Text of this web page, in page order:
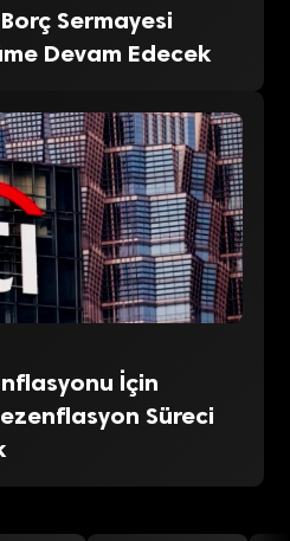
Sermayesi
Devam Edecek
İçin
Süreci